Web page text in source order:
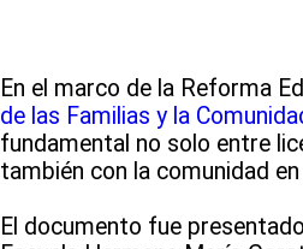
En el marco de la Reforma
de las Familias y la
fundamental no solo entre
también con la comunidad
El documento fue